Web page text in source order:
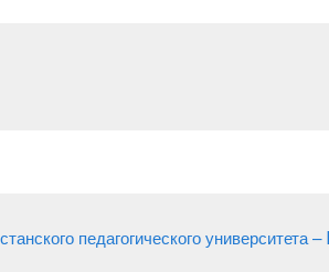
педагогического университета